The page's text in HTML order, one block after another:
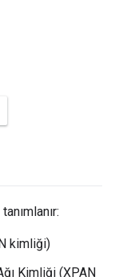
kimliği)
Kimliği (XPAN